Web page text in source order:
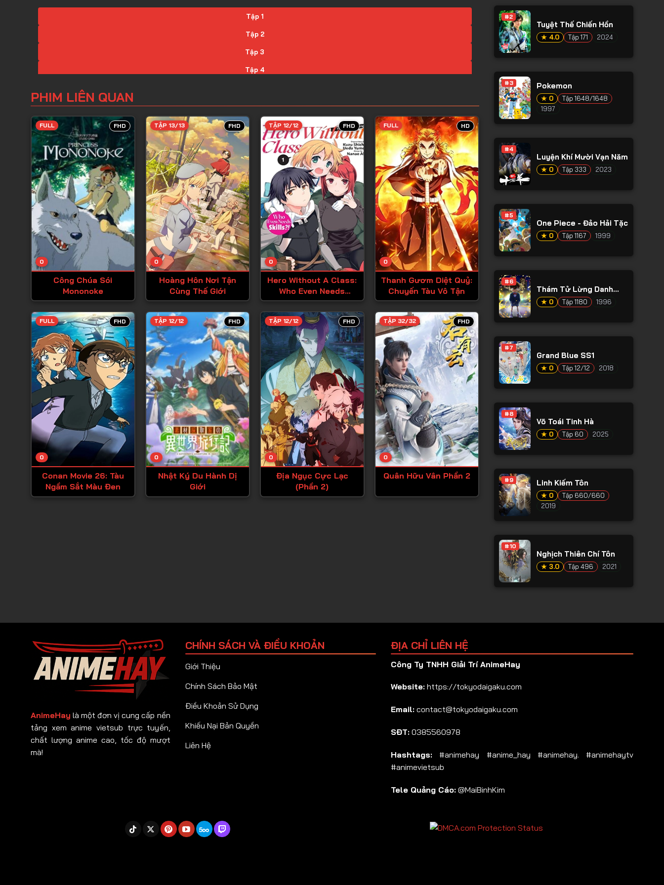
Tập 1
Tập 2
Tập 3
Tập 4
Tập 6
Tập 7
Tập 8
Tập 9
Tập 10
Tập 11
Tập 12
Tập 13
Tập 14
Tập 15
Tập 17
Tập 18
Tập 19
Tập 20
Tập 21
Tập 22
Tập 23
Tập 24
Tập 25
Tập 26
Tập 28
Tập 36
Tập 37
Tập 39
Tập 40
Tập 41
PHIM LIÊN QUAN
FHD
0
FULL
Công Chúa Sói
Mononoke
FHD
0
TẬP 13/13
Hoàng Hôn Nơi Tận
Cùng Thế Giới
FHD
0
TẬP 12/12
Hero Without A Class:
Who Even Needs
Skills?!
HD
0
FULL
Thanh Gươm Diệt Quỷ:
Chuyến Tàu Vô Tận
FHD
0
FULL
Conan Movie 26: Tàu
Ngầm Sắt Màu Đen
FHD
0
TẬP 12/12
Nhật Ký Du Hành Dị
Giới
FHD
0
TẬP 12/12
Địa Ngục Cực Lạc
(Phần 2)
FHD
0
TẬP 32/32
Quân Hữu Vân Phần 2
#2
Tuyệt Thế Chiến Hồn
★ 4.0 Tập 171 2024
#3 Pokemon
★ 0
Tập 1648/1648
1997
#4
Luyện Khí Mười Vạn Năm
★ 0 Tập 333 2023
#5
One Piece - Đảo Hải Tặc
★ 0 Tập 1167 1999
#6
Thám Tử Lừng Danh
Conan
★ 0 Tập 1180 1996
#7
Grand Blue SS1
★ 0 Tập 12/12 2018
#8
Võ Toái Tinh Hà
★ 0 Tập 60 2025
#9 Linh Kiếm Tôn
★ 0
Tập 660/660
2019
#10
Nghịch Thiên Chí Tôn
★ 3.0 Tập 496 2021
AnimeHay là một đơn vị cung cấp nền
tảng xem anime vietsub trực tuyến,
chất lượng anime cao, tốc độ mượt
mà!
CHÍNH SÁCH VÀ ĐIỀU KHOẢN
Giới Thiệu
Chính Sách Bảo Mật
Điều Khoản Sử Dụng
Khiếu Nại Bản Quyền
Liên Hệ
ĐỊA CHỈ LIÊN HỆ
Công Ty TNHH Giải Trí AnimeHay
Website: https://tokyodaigaku.com
Email: contact@tokyodaigaku.com
SĐT: 0385560978
Hashtags: #animehay #anime_hay #animehay. #animehaytv
#animevietsub
Tele Quảng Cáo: @MaiBinhKim